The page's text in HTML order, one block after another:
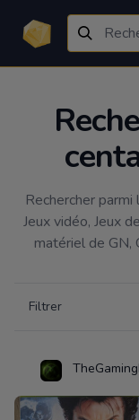
Rechercher
Jeux vidéo, Jeux
matériel de GN,
Filtrer